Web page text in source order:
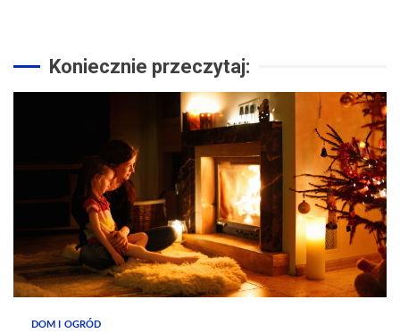
Koniecznie przeczytaj:
DOM I OGRÓD